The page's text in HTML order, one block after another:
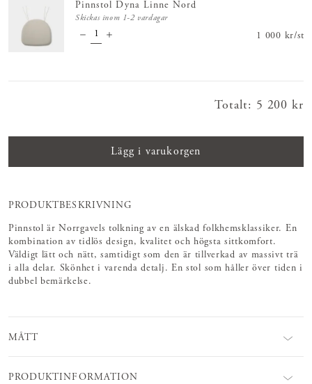
Pinnstol Dyna Linne Nord
Skickas inom 1-2 vardagar
Pris:1 000
1 000 kr/st
Totalt: Pris:
5 200 kr
Lägg i varukorgen
PRODUKTBESKRIVNING
Pinnstol är Norrgavels tolkning av en älskad folkhemsklassiker. En
kombination av tidlös design, kvalitet och högsta sittkomfort.
Väldigt lätt och nätt, samtidigt som den är tillverkad av massivt trä
i alla delar. Skönhet i varenda detalj. En stol som håller över tiden i
dubbel bemärkelse.
MÅTT
PRODUKTINFORMATION